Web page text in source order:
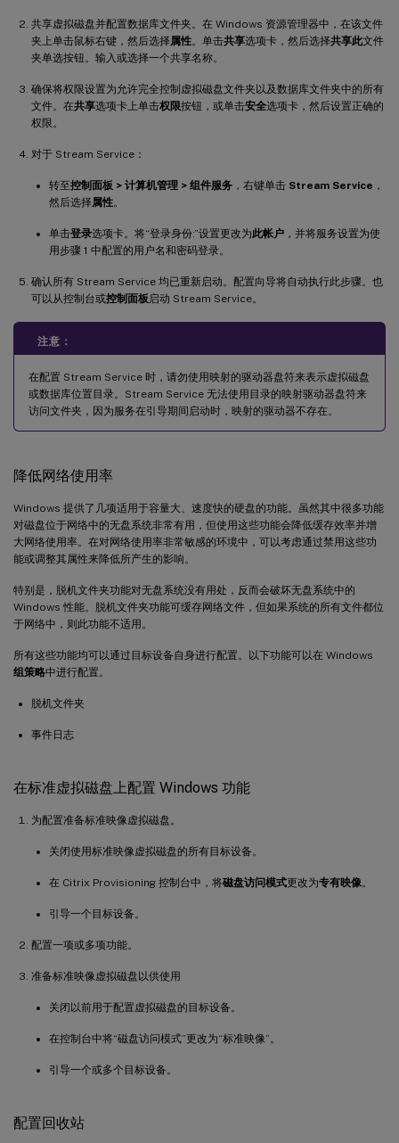
共享虚拟磁盘并配置数据库文件夹。在 Windows 资源管理器中，在该文件
夹上单击鼠标右键，然后选择属性。单击共享选项卡，然后选择共享此文件
夹单选按钮。输入或选择一个共享名称。
确保将权限设置为允许完全控制虚拟磁盘文件夹以及数据库文件夹中的所有
文件。在共享选项卡上单击权限按钮，或单击安全选项卡，然后设置正确的
权限。
对于 Stream Service：
转至控制面板 > 计算机管理 > 组件服务 ，右键单击 Stream Service ，
然后选择属性。
单击登录选项卡。将“登录身份:”设置更改为此帐户 ，并将服务设置为使
用步骤 1 中配置的用户名和密码登录。
确认所有 Stream Service 均已重新启动。配置向导将自动执行此步骤。也
可以从控制台或控制面板 启动 Stream Service。
注意：
在配置 Stream Service 时，请勿使用映射的驱动器盘符来表示虚拟磁盘
或数据库位置目录。Stream Service 无法使用目录的映射驱动器盘符来
访问文件夹，因为服务在引导期间启动时，映射的驱动器不存在。
降低网络使用率
Windows 提供了几项适用于容量大、速度快的硬盘的功能。虽然其中很多功能
对磁盘位于网络中的无盘系统非常有用，但使用这些功能会降低缓存效率并增
大网络使用率。在对网络使用率非常敏感的环境中，可以考虑通过禁用这些功
能或调整其属性来降低所产生的影响。
特别是，脱机文件夹功能对无盘系统没有用处，反而会破坏无盘系统中的
Windows 性能。脱机文件夹功能可缓存网络文件，但如果系统的所有文件都位
于网络中，则此功能不适用。
所有这些功能均可以通过目标设备自身进行配置。以下功能可以在 Windows
组策略中进行配置。
脱机文件夹
事件日志
在标准虚拟磁盘上配置 Windows 功能
为配置准备标准映像虚拟磁盘。
关闭使用标准映像虚拟磁盘的所有目标设备。
在 Citrix Provisioning 控制台中，将磁盘访问模式更改为专有映像 。
引导一个目标设备。
配置一项或多项功能。
准备标准映像虚拟磁盘以供使用
关闭以前用于配置虚拟磁盘的目标设备。
在控制台中将“磁盘访问模式”更改为“标准映像”。
引导一个或多个目标设备。
配置回收站